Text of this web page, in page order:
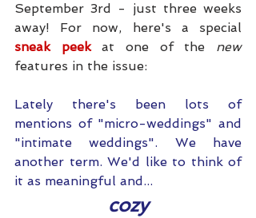
September 3rd - just three weeks
sneak peek at one of the new
features in the issue:
Lately there's been lots of
mentions of "micro-weddings" and
"intimate weddings". We have
another term. We'd like to think of
it as meaningful and...
cozy